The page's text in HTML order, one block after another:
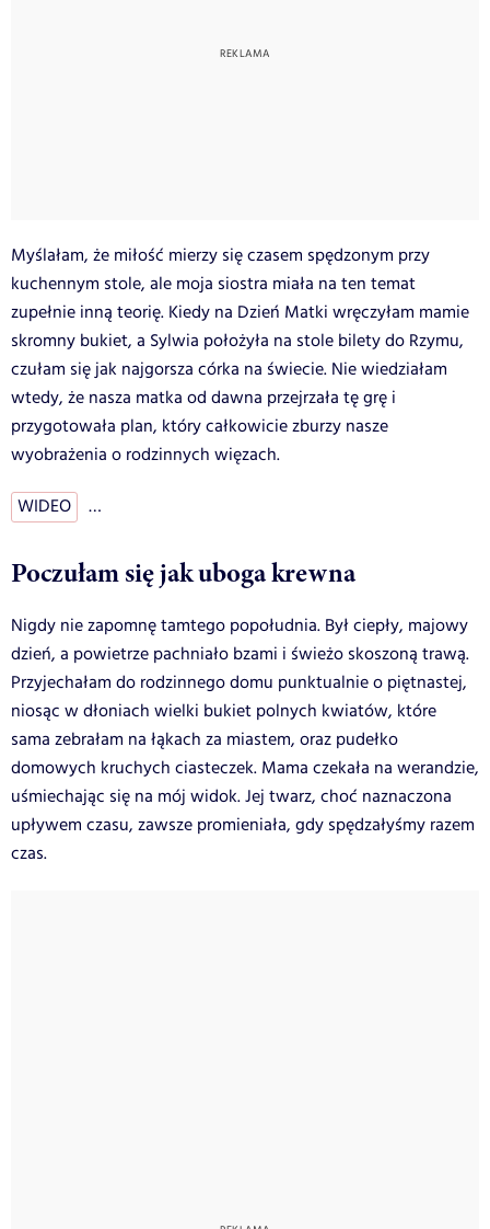
Myślałam, że miłość mierzy się czasem spędzonym przy
kuchennym stole, ale moja siostra miała na ten temat
zupełnie inną teorię. Kiedy na Dzień Matki wręczyłam mamie
skromny bukiet, a Sylwia położyła na stole bilety do Rzymu,
czułam się jak najgorsza córka na świecie. Nie wiedziałam
wtedy, że nasza matka od dawna przejrzała tę grę i
przygotowała plan, który całkowicie zburzy nasze
wyobrażenia o rodzinnych więzach.
WIDEO …
Poczułam się jak uboga krewna
Nigdy nie zapomnę tamtego popołudnia. Był ciepły, majowy
dzień, a powietrze pachniało bzami i świeżo skoszoną trawą.
Przyjechałam do rodzinnego domu punktualnie o piętnastej,
niosąc w dłoniach wielki bukiet polnych kwiatów, które
sama zebrałam na łąkach za miastem, oraz pudełko
domowych kruchych ciasteczek. Mama czekała na werandzie,
uśmiechając się na mój widok. Jej twarz, choć naznaczona
upływem czasu, zawsze promieniała, gdy spędzałyśmy razem
czas.